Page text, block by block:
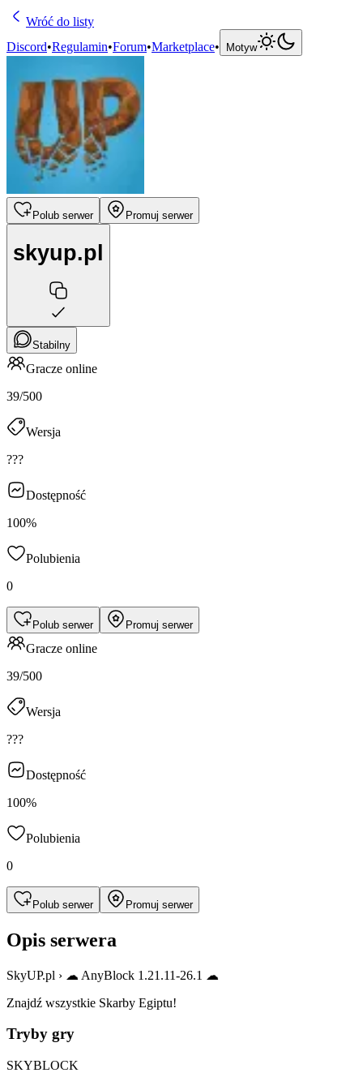
Wróć do listy
Discord•Regulamin•Forum•Marketplace• Motyw
Polub serwer Promuj serwer
skyup.pl
Stabilny
Gracze online
39/500
Wersja
???
Dostępność
100%
Polubienia
0
Polub serwer Promuj serwer
Gracze online
39/500
Wersja
???
Dostępność
100%
Polubienia
0
Polub serwer Promuj serwer
Opis serwera
SkyUP.pl › ☁ AnyBlock 1.21.11-26.1 ☁
Znajdź wszystkie Skarby Egiptu!
Tryby gry
SKYBLOCK